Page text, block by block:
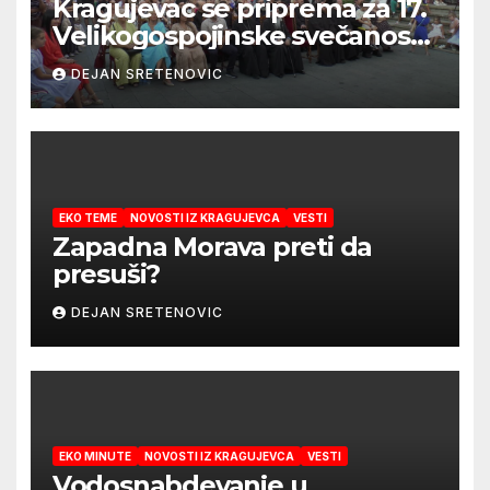
Kragujevac se priprema za 17.
Velikogospojinske svečanosti
koje počinju 27. avgusta!
DEJAN SRETENOVIC
EKO TEME NOVOSTI IZ KRAGUJEVCA VESTI
Zapadna Morava preti da
presuši?
DEJAN SRETENOVIC
EKO MINUTE NOVOSTI IZ KRAGUJEVCA VESTI